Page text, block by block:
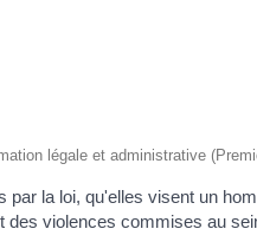
légale et administrative
par la loi, qu'elles visent un
des violences commises au